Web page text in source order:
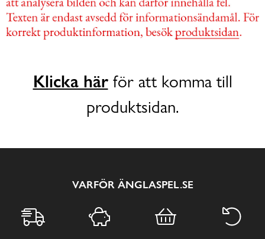
Klicka härför att komma till
produktsidan.
VARFÖR ÄNGLASPEL.SE